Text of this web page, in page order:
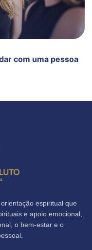
com uma pessoa
espiritual que
e apoio emocional,
o bem-estar e o